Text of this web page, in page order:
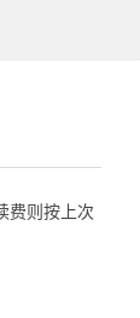
费则按上次